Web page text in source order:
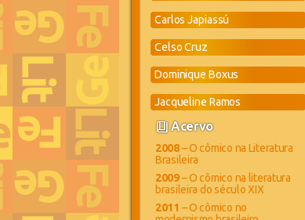
Carlos Japiassú
Celso Cruz
Dominique Boxus
Jacqueline Ramos
book_4Acervo
2008– O cômico na Literatura
Brasileira
2009– O cômico na literatura
brasileira do século XIX
2011 – O cômico no